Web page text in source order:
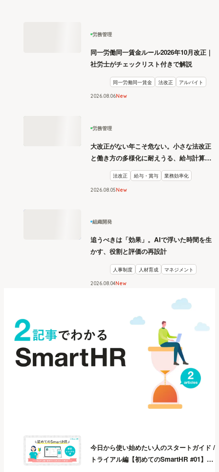
労務管理
同一労働同一賃金ルール2026年10月改正｜
社労士がチェックリスト付きで解説
同一労働同一賃金 法改正 アルバイト
2026.08 06New
労務管理
大改正がない年こそ危ない。小さな法改正
と働き方の多様化に耐えうる、給与計算と
リスク管理
法改正 給与・賞与 業務効率化
2026 08 05New
組織開発
追うべきは「効果」。AIで浮いた時間を生
かす、役割と評価の再設計
人事制度 人材育成 マネジメント
2026.08 04New
今日から使い始めたい人のスタートガイド /
トライアル編【初めてのSmartHR #01】 今